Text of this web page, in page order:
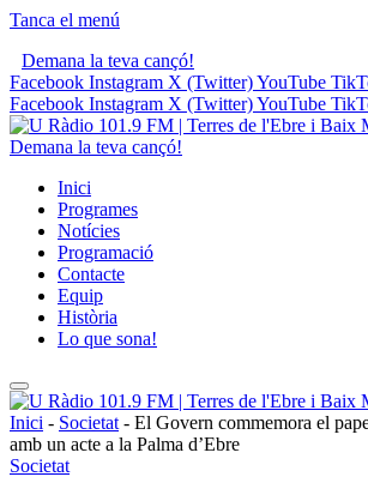
Tanca el menú
Demana la teva cançó!
Facebook Instagram X (Twitter)YouTube
Facebook Instagram X (Twitter)YouTube
Demana la teva cançó!
Inici
Programes
Notícies
Programació
Contacte
Equip
Història
Lo que sona!
Inici - Societat - El Govern commemora el
amb un acte a la Palma d’Ebre
Societat